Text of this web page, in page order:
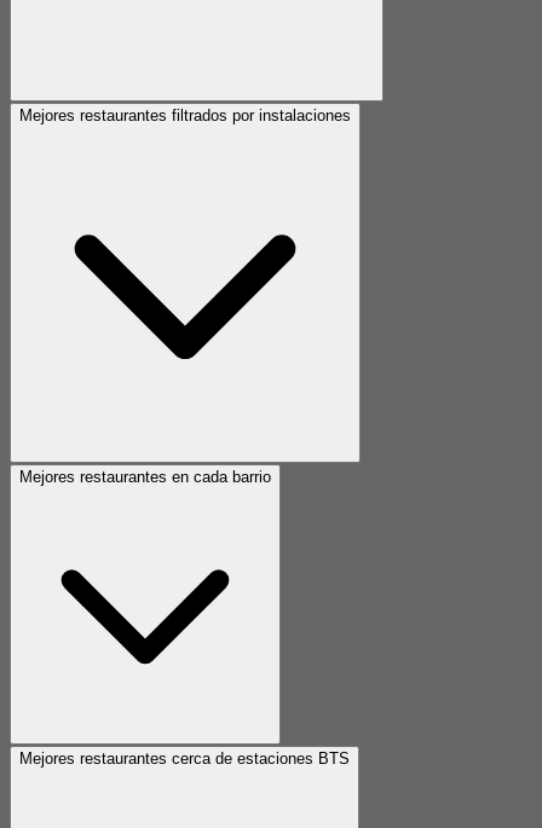
Mejores restaurantes filtrados por instalaciones
Mejores restaurantes en cada barrio
Mejores restaurantes cerca de estaciones BTS